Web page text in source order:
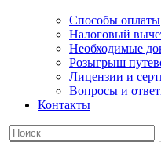
Способы оплаты
Налоговый
Необходимые
Розыгрыш
Лицензии и
Вопросы и
Контакты